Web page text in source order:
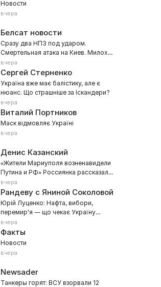
Новости
вчера
Белсат новости
Сразу два НПЗ под ударом.
Смертельная атака на Киев. Милохин
поддержал «Яблоко»
вчера
Сергей Стерненко
Україна вже має балістику, але є
нюанс. Що страшніше за Іскандери?
вчера
Виталий Портников
Маск відмовляє Україні
вчера
Денис Казанский
«Жители Мариуполя возненавидели
Путина и РФ» Россиянка рассказала
о реальных настроениях Донбасса
вчера
Рандеву с Яниной Соколовой
Юрій Луценко: Нафта, вибори,
перемир'я — що чекає Україну
восени 2026
вчера
Факты
Новости
вчера
Newsader
Танкеры горят: ВСУ взорвали 12